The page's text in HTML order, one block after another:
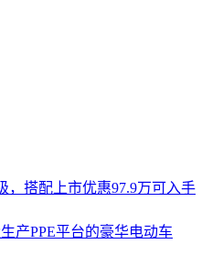
，搭配上市优惠97.9万可入手
产PPE平台的豪华电动车